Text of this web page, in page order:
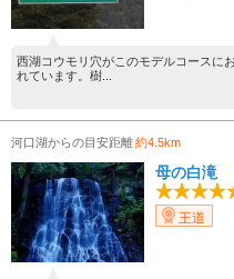
西湖コウモリ穴がこのモデルコースに
れています。樹...
河口湖からの目安距離約4.5km
母の白滝
王道